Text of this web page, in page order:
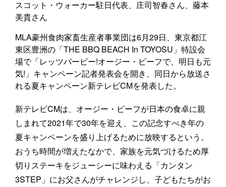
スコット・ウォーカー駐日代表、庄司智春さん、藤本
美貴さん
MLA豪州食肉家畜生産者事業団は6月29日、東京都江
東区豊洲の「THE BBQ BEACH In TOYOSU」特設会
場で「レッツバービー!オージー・ビーフで、明日も元
気!」キャンペーン記者発表会を開き、同日から放送さ
れる夏キャンペーン新テレビCMを発表した。
新テレビCMは、オージー・ビーフが日本の食卓に親
しまれて2021年で30年を迎え、この記念すべき年の
夏キャンペーンを盛り上げるために放映するという。
おうち時間が増えたなかで、家族を元気づけるため厚
切りステーキをジューシーに味わえる「カンタン
3STEP」にお父さんがチャレンジし、子どもたちがお